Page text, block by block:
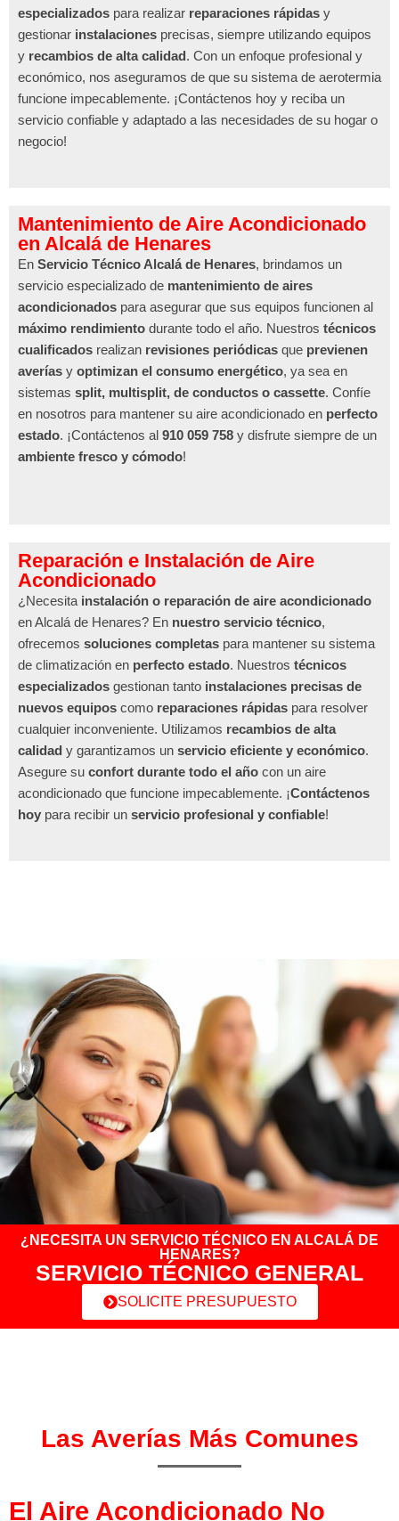
especializados para realizar reparaciones rápidas y
gestionar instalaciones precisas, siempre utilizando equipos
y recambios de alta calidad. Con un enfoque profesional y
económico, nos aseguramos de que su sistema de aerotermia
funcione impecablemente. ¡Contáctenos hoy y reciba un
servicio confiable y adaptado a las necesidades de su hogar o
negocio!
Mantenimiento de Aire Acondicionado
en Alcalá de Henares
En Servicio Técnico Alcalá de Henares, brindamos un
servicio especializado de mantenimiento de aires
acondicionados para asegurar que sus equipos funcionen al
máximo rendimiento durante todo el año. Nuestros técnicos
cualificados realizan revisiones periódicas que previenen
averías y optimizan el consumo energético, ya sea en
sistemas split, multisplit, de conductos o cassette. Confíe
en nosotros para mantener su aire acondicionado en perfecto
estado. ¡Contáctenos al 910 059 758 y disfrute siempre de un
ambiente fresco y cómodo!
Reparación e Instalación de Aire
Acondicionado
¿Necesita instalación o reparación de aire acondicionado
en Alcalá de Henares? En nuestro servicio técnico,
ofrecemos soluciones completas para mantener su sistema
de climatización en perfecto estado. Nuestros técnicos
especializados gestionan tanto instalaciones precisas de
nuevos equipos como reparaciones rápidas para resolver
cualquier inconveniente. Utilizamos recambios de alta
calidad y garantizamos un servicio eficiente y económico.
Asegure su confort durante todo el año con un aire
acondicionado que funcione impecablemente. ¡Contáctenos
hoy para recibir un servicio profesional y confiable!
¿NECESITA UN SERVICIO TÉCNICO EN ALCALÁ DE
HENARES?
SERVICIO TÉCNICO GENERAL
SOLICITE PRESUPUESTO
Las Averías Más Comunes
El Aire Acondicionado No